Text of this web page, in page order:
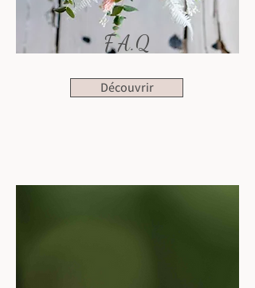
F.A.Q
Découvrir